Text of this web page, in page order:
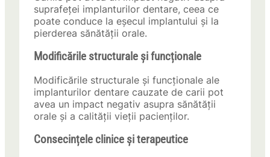
suprafeței implanturilor dentare, ceea ce
poate conduce la eșecul implantului și la
pierderea sănătății orale.
Modificările structurale și funcționale
Modificările structurale și funcționale ale
implanturilor dentare cauzate de carii pot
avea un impact negativ asupra sănătății
orale și a calității vieții pacienților.
Consecințele clinice și terapeutice